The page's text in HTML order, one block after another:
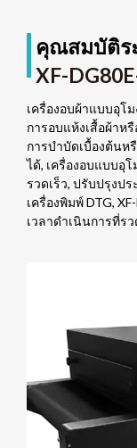
คุณสมบัติร
XF-
เครื่องอบผ้าแบบอุโ
การอบแห้งเสื้อผ้าห
การบำบัดเบื้องต้นห
ได้, เครื่องอบแบบอุ
รวดเร็ว, ปรับปรุงป
เครื่องพิมพ์ DTG,
เวลาดำเนินการที่ร